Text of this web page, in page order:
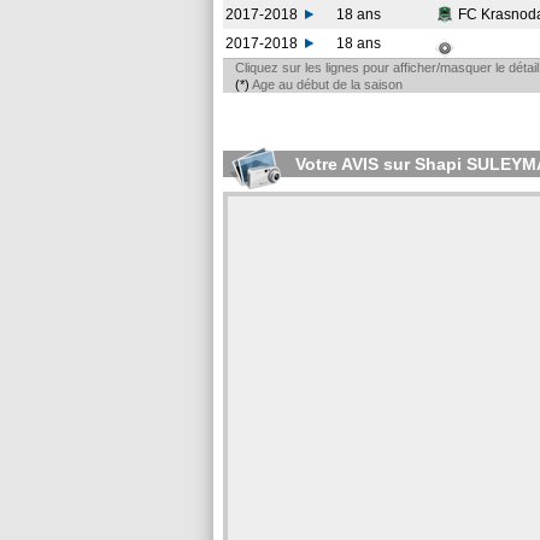
2017-2018
18 ans FC
2017-2018
18 ans
Cliquez sur les lignes pour afficher/masquer le
(*) Age au début de la saison
Votre AVIS sur Shapi